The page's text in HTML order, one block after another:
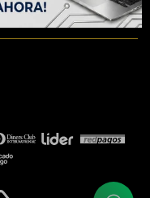
SUSCRIBIRME